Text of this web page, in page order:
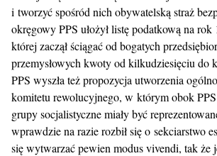
i tworzyć spośród nich obywatelską straż
okręgowy PPS ułożył listę podatkową na
której zaczął ściągać od bogatych
przemysłowych kwoty od kilkudziesięciu do
PPS wyszła też propozycja utworzenia
komitetu rewolucyjnego, w którym obok
grupy socjalistyczne miały być
wprawdzie na razie rozbił się o sekciarstwo
się wytwarzać pewien modus vivendi, tak że